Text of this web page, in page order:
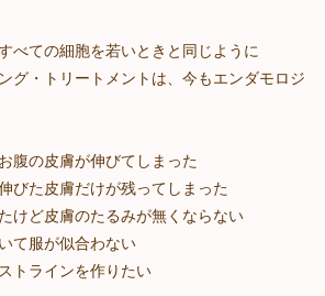
べての細胞を若いときと同じように
グ・トリートメントは、今もエンダモロジ
腹の皮膚が伸びてしまった
びた皮膚だけが残ってしまった
けど皮膚のたるみが無くならない
て服が似合わない
トラインを作りたい